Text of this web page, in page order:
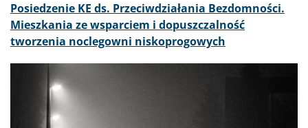
Posiedzenie KE ds. Przeciwdziałania Bezdomności.
Mieszkania ze wsparciem i dopuszczalność
tworzenia noclegowni niskoprogowych